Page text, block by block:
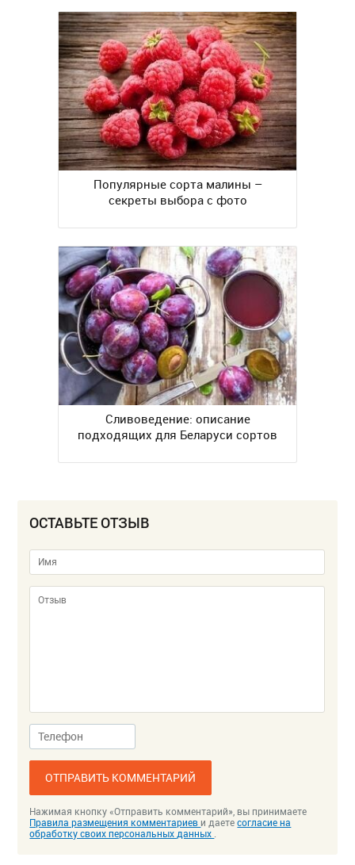
Популярные сорта малины –
секреты выбора с фото
Сливоведение: описание
подходящих для Беларуси сортов
ОСТАВЬТЕ ОТЗЫВ
ОТПРАВИТЬ КОММЕНТАРИЙ
Нажимая кнопку «Отправить комментарий», вы принимаете
Правила размещения комментариев и даетесогласие на
обработку своих персональных данных .